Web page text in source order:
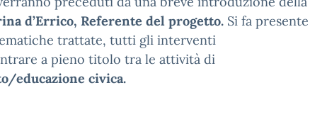
d’Errico, Referente del progetto. Si fa presente
trattate, tutti gli interventi
a pieno titolo tra le attività di
educazione civica.